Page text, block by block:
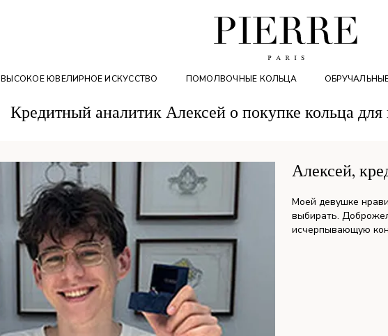
ВЫСОКОЕ ЮВЕЛИРНОЕ ИСКУССТВО ПОМОЛВОЧНЫЕ КОЛЬЦА
Кредитный аналитик Алексей о покупке кольца
Алексей,
Моей девушке
выбирать.
исчерпывающую